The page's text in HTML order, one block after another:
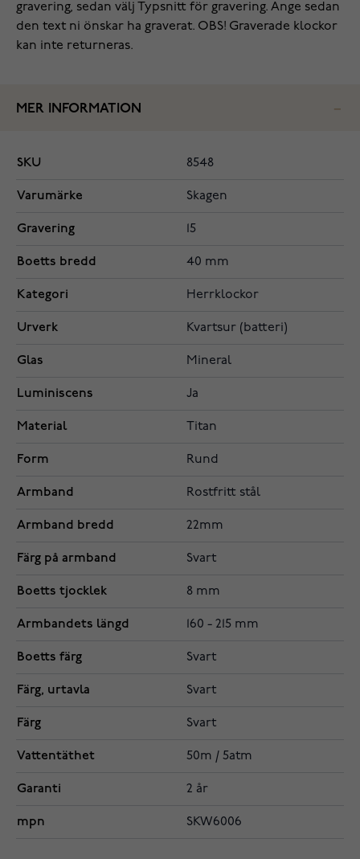
gravering, sedan välj Typsnitt för gravering. Ange sedan
den text ni önskar ha graverat. OBS! Graverade klockor
kan inte returneras.
MER INFORMATION
SKU 8548
Varumärke Skagen
Gravering 15
Boetts bredd 40 mm
Kategori Herrklockor
Urverk Kvartsur (batteri)
Glas Mineral
Luminiscens Ja
Material Titan
Form Rund
Armband Rostfritt stål
Armband bredd 22mm
Färg på armband Svart
Boetts tjocklek 8 mm
Armbandets längd 160 - 215 mm
Boetts färg Svart
Färg, urtavla Svart
Färg Svart
Vattentäthet 50m / 5atm
Garanti 2 år
mpn SKW6006